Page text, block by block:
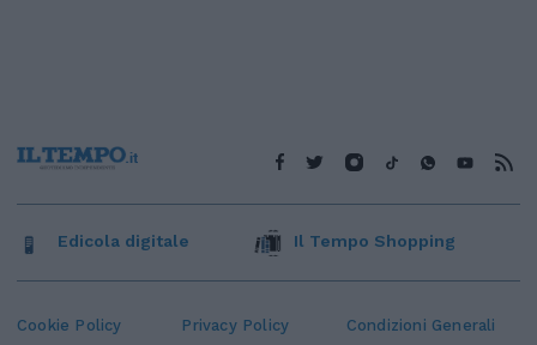
Cookie Policy Privacy Policy Condizioni Generali
Edicola digitale Il Tempo Shopping